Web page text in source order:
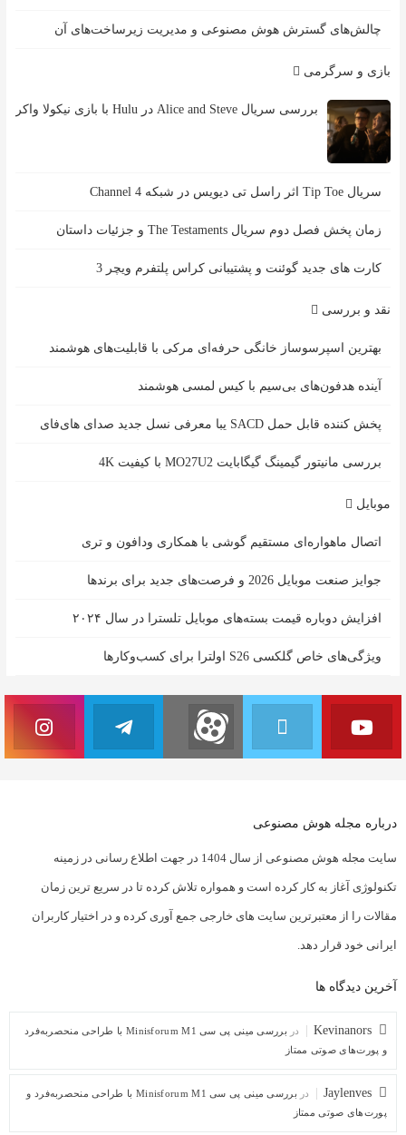
چالش‌های گسترش هوش مصنوعی و مدیریت زیرساخت‌های آن
بازی و سرگرمی
بررسی سریال Alice and Steve در Hulu با بازی نیکولا واکر
سریال Tip Toe اثر راسل تی دیویس در شبکه Channel 4
زمان پخش فصل دوم سریال The Testaments و جزئیات داستان
کارت های جدید گوئنت و پشتیبانی کراس پلتفرم ویچر 3
نقد و بررسی
بهترین اسپرسوساز خانگی حرفه‌ای مرکی با قابلیت‌های هوشمند
آینده هدفون‌های بی‌سیم با کیس لمسی هوشمند
پخش کننده قابل حمل SACD یبا معرفی نسل جدید صدای های‌فای
بررسی مانیتور گیمینگ گیگابایت MO27U2 با کیفیت 4K
موبایل
اتصال ماهواره‌ای مستقیم گوشی‌ با همکاری ودافون و تری
جوایز صنعت موبایل 2026 و فرصت‌های جدید برای برندها
افزایش دوباره قیمت بسته‌های موبایل تلسترا در سال ۲۰۲۴
ویژگی‌های خاص گلکسی S26 اولترا برای کسب‌وکارها
درباره مجله هوش مصنوعی
سایت مجله هوش مصنوعی از سال 1404 در جهت اطلاع رسانی در زمینه
تکنولوژی آغاز به کار کرده است و همواره تلاش کرده تا در سریع ترین زمان
مقالات را از معتبرترین سایت های خارجی جمع آوری کرده و در اختیار کاربران
ایرانی خود قرار دهد.
آخرین دیدگاه ها
Kevinanors در
بررسی مینی پی ‌سی Minisforum M1 با طراحی منحصربه‌فرد
و پورت‌های صوتی ممتاز
Jaylenves در
بررسی مینی پی ‌سی Minisforum M1 با طراحی منحصربه‌فرد و
پورت‌های صوتی ممتاز